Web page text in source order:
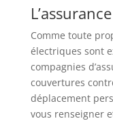
Comme toute
électriques sont
compagnies
couvertures
déplacement
vous renseigner